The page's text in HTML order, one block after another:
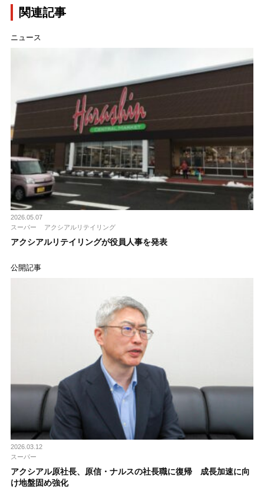
関連記事
ニュース
2026.05.07
スーパー
アクシアルリテイリング
アクシアルリテイリングが役員人事を発表
公開記事
2026.03.12
スーパー
アクシアル原社長、原信・ナルスの社長職に復帰 成長加速に向
け地盤固め強化